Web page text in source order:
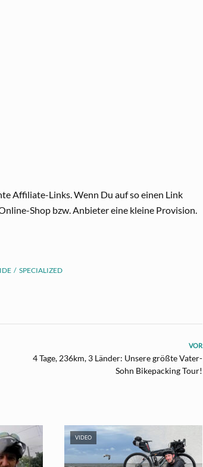
Affiliate-Links. Wenn Du auf so einen Link
Shop bzw. Anbieter eine kleine Provision.
SPECIALIZED
VOR
4 Tage, 236km, 3 Länder: Unsere größte Vater-
Sohn Bikepacking Tour!
VIDEO